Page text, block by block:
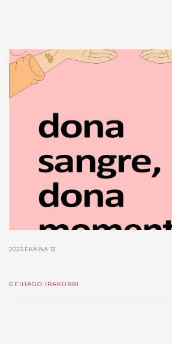
2023 EKAINA 13
GEIHAGO IRAKURRI